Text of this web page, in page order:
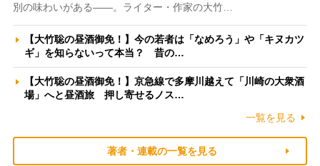
別の味わいがある――。ライター・作家の大竹…
【大竹聡の昼酒御免！】今の若者は「なめろう」や「キヌカツ
ギ」を知らないって本当？ 昔の…
【大竹聡の昼酒御免！】京急線で多摩川越えて「川崎の大衆酒
場」へと昼酒旅 押し寄せるノス…
一覧を見る
著者・連載の一覧を見る